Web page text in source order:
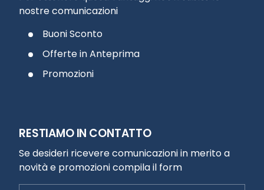
nostre comunicazioni
Buoni Sconto
Offerte in Anteprima
Promozioni
RESTIAMO IN CONTATTO
Se desideri ricevere comunicazioni in merito a
novità e promozioni compila il form